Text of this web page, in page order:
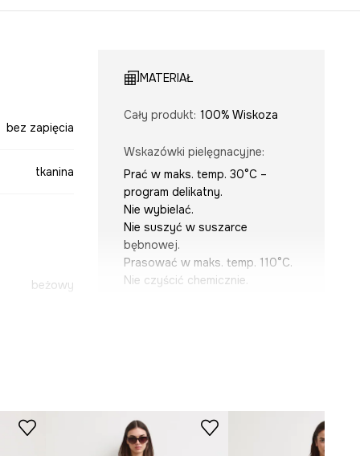
bez zapięcia
tkanina
beżowy
MATERIAŁ
Cały produkt: 100% Wiskoza
Wskazówki pielęgnacyjne:
Prać w maks. temp. 30°C –
program delikatny.
Nie wybielać.
Nie suszyć w suszarce
bębnowej.
Prasować w maks. temp. 110°C.
Nie czyścić chemicznie.
Rodzaj rękawa: szeroki